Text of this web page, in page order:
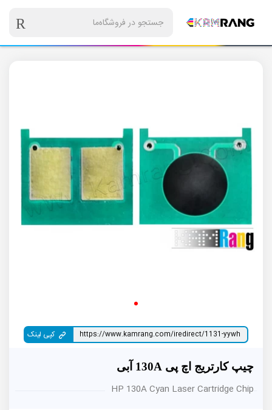
کپی لینک
چیپ کارتریج اچ پی 130A آبی
HP 130A Cyan Laser Cartridge Chip